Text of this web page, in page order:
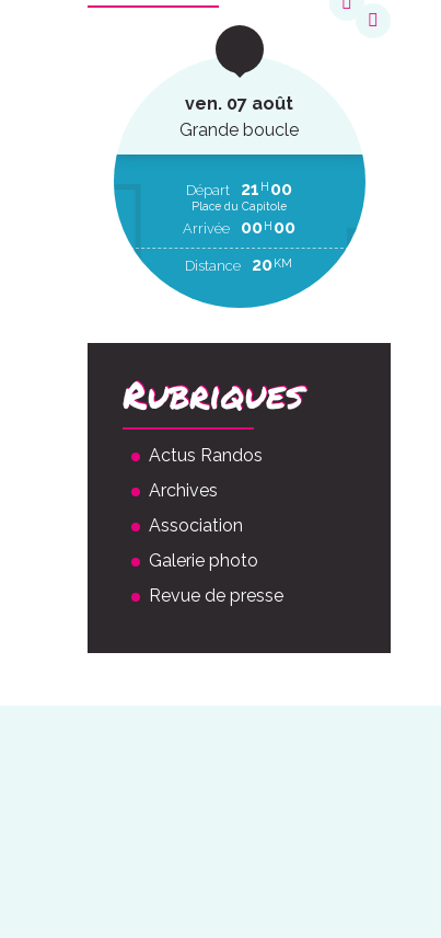
ven. 07 août
Grande boucle
Départ 21 H 00
Place du Capitole
Arrivée 00H 00
Distance 20KM
Rubriques
Actus Randos
Archives
Association
Galerie photo
Revue de presse